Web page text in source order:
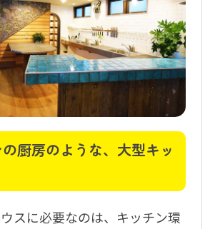
厨房のような、大型キッ
スに必要なのは、キッチン環